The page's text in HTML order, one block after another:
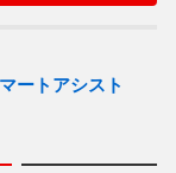
ートアシスト